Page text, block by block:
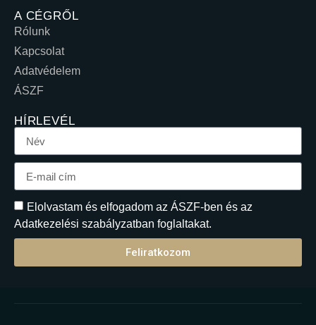
A CÉGRŐL
Rólunk
Kapcsolat
Adatvédelem
ÁSZF
HÍRLEVÉL
Elolvastam és elfogadom az ÁSZF-ben és az
Adatkezelési szabályzatban foglaltakat.
Feliratkozom